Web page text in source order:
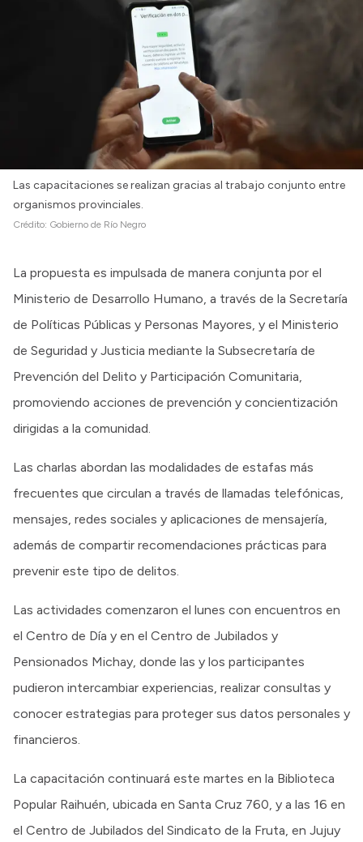
Las capacitaciones se realizan gracias al trabajo conjunto entre
organismos provinciales.
Crédito: Gobierno de Río Negro
La propuesta es impulsada de manera conjunta por el
Ministerio de Desarrollo Humano, a través de la Secretaría
de Políticas Públicas y Personas Mayores, y el Ministerio
de Seguridad y Justicia mediante la Subsecretaría de
Prevención del Delito y Participación Comunitaria,
promoviendo acciones de prevención y concientización
dirigidas a la comunidad.
Las charlas abordan las modalidades de estafas más
frecuentes que circulan a través de llamadas telefónicas,
mensajes, redes sociales y aplicaciones de mensajería,
además de compartir recomendaciones prácticas para
prevenir este tipo de delitos.
Las actividades comenzaron el lunes con encuentros en
el Centro de Día y en el Centro de Jubilados y
Pensionados Michay, donde las y los participantes
pudieron intercambiar experiencias, realizar consultas y
conocer estrategias para proteger sus datos personales y
financieros.
La capacitación continuará este martes en la Biblioteca
Popular Raihuén, ubicada en Santa Cruz 760, y a las 16 en
el Centro de Jubilados del Sindicato de la Fruta, en Jujuy